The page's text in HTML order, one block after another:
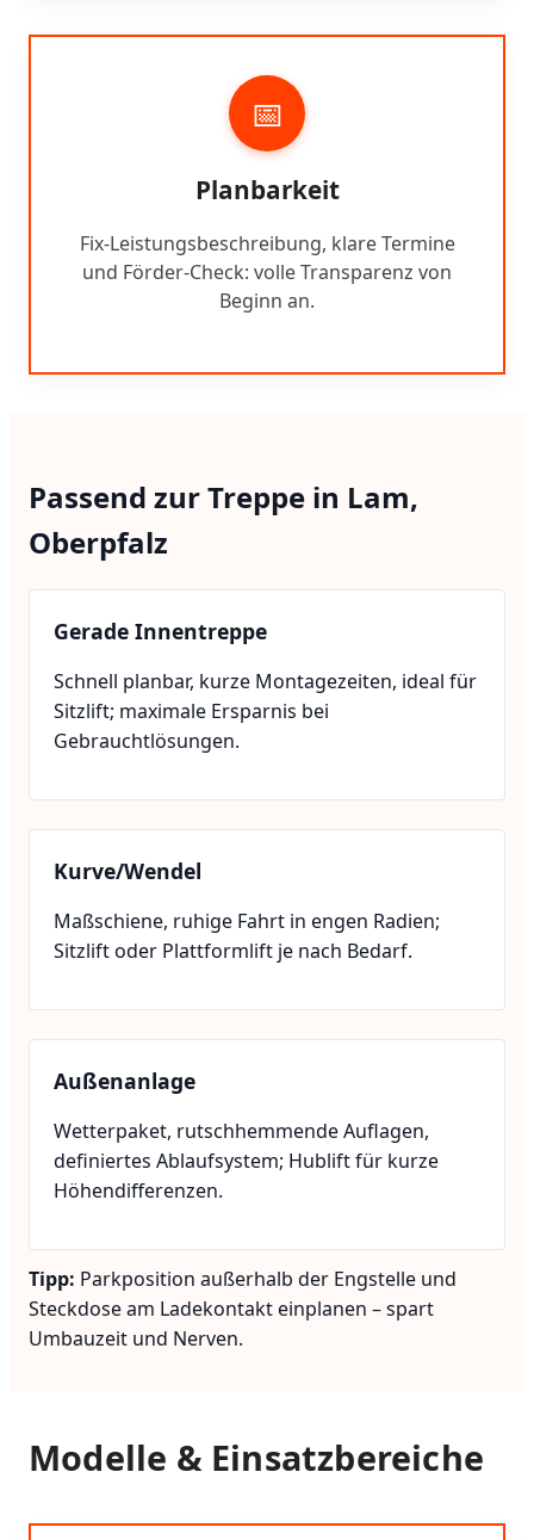
📅
Planbarkeit
Fix-Leistungsbeschreibung, klare Termine
und Förder-Check: volle Transparenz von
Beginn an.
Passend zur Treppe in Lam,
Oberpfalz
Gerade Innentreppe
Schnell planbar, kurze Montagezeiten, ideal für
Sitzlift; maximale Ersparnis bei
Gebrauchtlösungen.
Kurve/Wendel
Maßschiene, ruhige Fahrt in engen Radien;
Sitzlift oder Plattformlift je nach Bedarf.
Außenanlage
Wetterpaket, rutschhemmende Auflagen,
definiertes Ablaufsystem; Hublift für kurze
Höhendifferenzen.
Tipp: Parkposition außerhalb der Engstelle und
Steckdose am Ladekontakt einplanen – spart
Umbauzeit und Nerven.
Modelle & Einsatzbereiche